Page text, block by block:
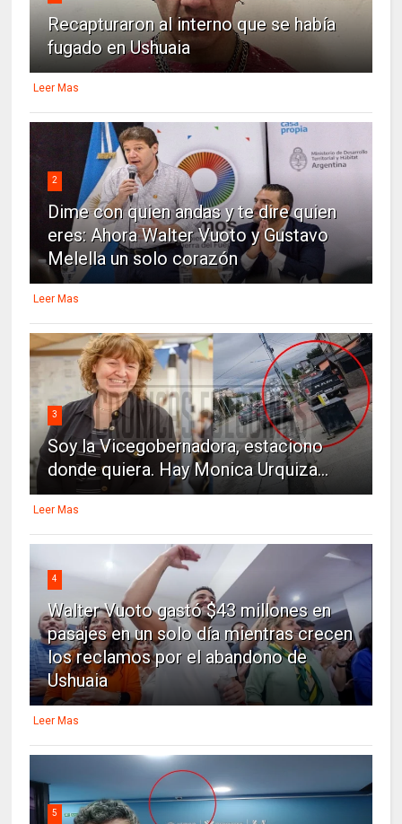
Recapturaron al interno que se había
fugado en Ushuaia
Leer Mas
2
Dime con quien andas y te dire quien
eres: Ahora Walter Vuoto y Gustavo
Melella un solo corazón
Leer Mas
3
Soy la Vicegobernadora, estaciono
donde quiera. Hay Monica Urquiza...
Leer Mas
4
Walter Vuoto gastó $43 millones en
pasajes en un solo día mientras crecen
los reclamos por el abandono de
Ushuaia
Leer Mas
5